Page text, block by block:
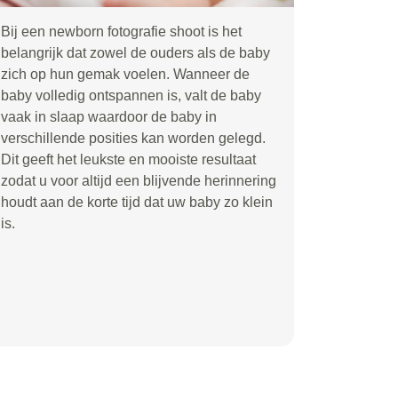
Bij een newborn fotografie shoot is het
belangrijk dat zowel de ouders als de baby
zich op hun gemak voelen. Wanneer de
baby volledig ontspannen is, valt de baby
vaak in slaap waardoor de baby in
verschillende posities kan worden gelegd.
Dit geeft het leukste en mooiste resultaat
zodat u voor altijd een blijvende herinnering
houdt aan de korte tijd dat uw baby zo klein
is.